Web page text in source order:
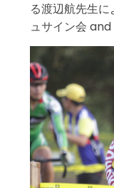
る渡辺航先生
ュサイン会 and